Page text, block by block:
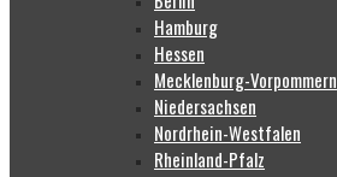
Hamburg
Hessen
Mecklenburg-Vorpommern
Niedersachsen
Nordrhein-Westfalen
Rheinland-Pfalz